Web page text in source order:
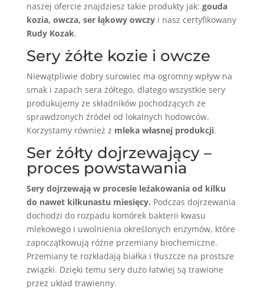
naszej ofercie znajdziesz takie produkty jak: gouda
kozia, owcza, ser łąkowy owczyi nasz certyfikowany
Rudy Kozak.
Sery żółte kozie i owcze
Niewątpliwie dobry surowiec ma ogromny wpływ na
smak i zapach sera żółtego, dlatego wszystkie sery
produkujemy ze składników pochodzących ze
sprawdzonych źródeł od lokalnych hodowców.
Korzystamy również z mleka własnej produkcji.
Ser żółty dojrzewający –
proces powstawania
Sery dojrzewają w procesie leżakowania od kilku
do nawet kilkunastu miesięcy. Podczas dojrzewania
dochodzi do rozpadu komórek bakterii kwasu
mlekowego i uwolnienia określonych enzymów, które
zapoczątkowują różne przemiany biochemiczne.
Przemiany te rozkładają białka i tłuszcze na prostsze
związki. Dzięki temu sery dużo łatwiej są trawione
przez układ trawienny.